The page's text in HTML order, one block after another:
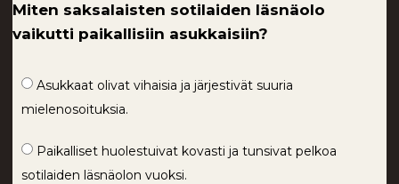
Miten saksalaisten sotilaiden läsnäolo
vaikutti paikallisiin asukkaisiin?
Asukkaat olivat vihaisia ja järjestivät suuria
mielenosoituksia.
Paikalliset huolestuivat kovasti ja tunsivat pelkoa
sotilaiden läsnäolon vuoksi.